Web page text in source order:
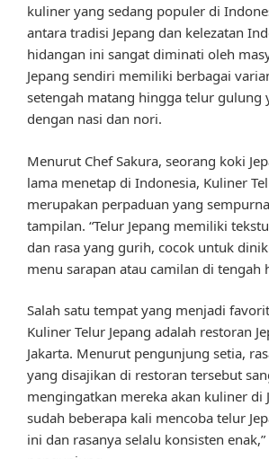
kuliner yang sedang populer di
antara tradisi Jepang dan kelezatan
hidangan ini sangat diminati oleh
Jepang sendiri memiliki berbagai
setengah matang hingga telur gulung
dengan nasi dan nori.
Menurut Chef Sakura, seorang koki
lama menetap di Indonesia, Kuliner
merupakan perpaduan yang
tampilan. “Telur Jepang memiliki
dan rasa yang gurih, cocok untuk
menu sarapan atau camilan di tengah
Salah satu tempat yang menjadi
Kuliner Telur Jepang adalah restoran
Jakarta. Menurut pengunjung setia,
yang disajikan di restoran tersebut
mengingatkan mereka akan kuliner di
sudah beberapa kali mencoba telur
ini dan rasanya selalu konsisten